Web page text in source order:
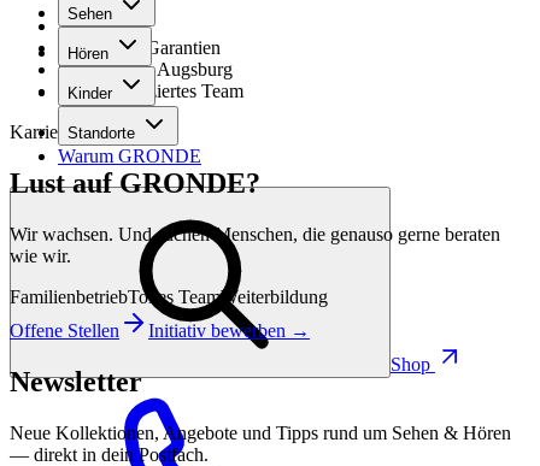
Sehen
Hören
Kinder
Standorte
Warum GRONDE
Shop
Seit 1971
GRONDE Garantien
8× im Raum Augsburg
Hochqualifiziertes Team
Karriere
Lust auf GRONDE?
Wir wachsen. Und suchen Menschen, die genauso gerne beraten
wie wir.
FamilienbetriebTolles TeamWeiterbildung
Offene Stellen
Initiativ bewerben →
Newsletter
Neue Kollektionen, Angebote und Tipps rund um Sehen & Hören
— direkt in dein Postfach.